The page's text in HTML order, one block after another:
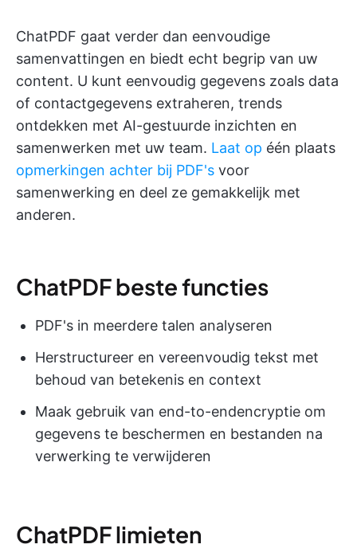
ChatPDF gaat verder dan eenvoudige
samenvattingen en biedt echt begrip van uw
content. U kunt eenvoudig gegevens zoals data
of contactgegevens extraheren, trends
ontdekken met AI-gestuurde inzichten en
samenwerken met uw team. Laat op één plaats
opmerkingen achter bij PDF's voor
samenwerking en deel ze gemakkelijk met
anderen.
ChatPDF beste functies
PDF's in meerdere talen analyseren
Herstructureer en vereenvoudig tekst met
behoud van betekenis en context
Maak gebruik van end-to-endencryptie om
gegevens te beschermen en bestanden na
verwerking te verwijderen
ChatPDF limieten